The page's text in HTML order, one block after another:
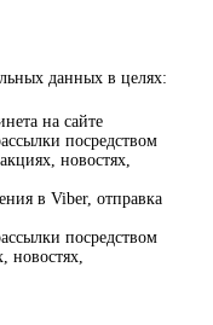
данных в целях:
на сайте
посредством
новостях,
в Viber, отправка
посредством
новостях,